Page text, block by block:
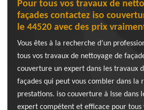
Pour tous vos travaux de
façades contactez iso
le 44520 avec des prix
Vous êtes à la recherche d’un
tous vos travaux de nettoyage de
couverture un expert dans les travaux
façades qui peut vous combler dans la
prestations. iso couverture à Isse dans
expert compétent et efficace pour tous